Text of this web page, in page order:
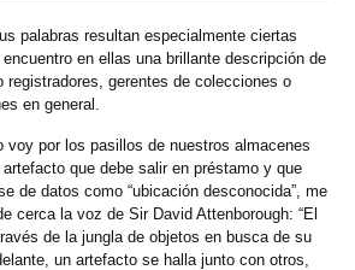
palabras resultan especialmente ciertas
en ellas una brillante descripción de
registradores, gerentes de colecciones o
en general.
voy por los pasillos de nuestros almacenes
que debe salir en préstamo y que
de datos como “ubicación desconocida”, me
cerca la voz de Sir David Attenborough: “El
de la jungla de objetos en busca de su
un artefacto se halla junto con otros,